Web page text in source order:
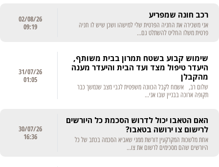
רכב חונה שמפריע
אני משכירה את החניה הפרטית שלי למישהו ושכן שיש לו חניה
פרטית משלו החליט להשתלט גם...
02/08/26
09:19
שימוש קבוע בשטח תמרון בבית משותף,
היעדר טיפול מצד ועד הבית והיעדר מענה
מהקבלן
שלום רב, אשמח לקבל הכוונה משפטית לגבי מצב שנמשך כבר
תקופה ארוכה בבניין שבו אני...
31/07/26
01:05
האם הטאבו יכול לדרוש הסכמת כל היורשים
לרישום צו ירושה בטאבו?
אחת מלשכות המקרקעין דורשת ממני שאביא הסכמה בכתב של כל
היורשים שהם מסכימים לרשום את צו...
30/07/26
16:36